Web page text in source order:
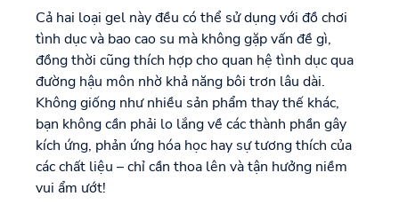
Cả hai loại gel này đều có thể sử dụng với đồ chơi
tình dục và bao cao su mà không gặp vấn đề gì,
đồng thời cũng thích hợp cho quan hệ tình dục qua
đường hậu môn nhờ khả năng bôi trơn lâu dài.
Không giống như nhiều sản phẩm thay thế khác,
bạn không cần phải lo lắng về các thành phần gây
kích ứng, phản ứng hóa học hay sự tương thích của
các chất liệu – chỉ cần thoa lên và tận hưởng niềm
vui ẩm ướt!